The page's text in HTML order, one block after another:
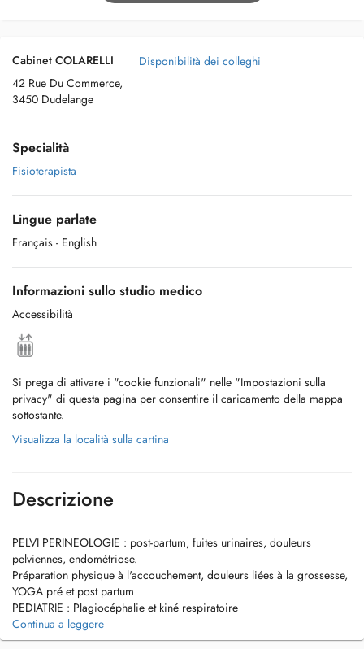
Cabinet COLARELLI
42 Rue Du Commerce,
3450 Dudelange
Disponibilità dei colleghi
Specialità
Fisioterapista
Lingue parlate
Français - English
Informazioni sullo studio medico
Accessibilità
Si prega di attivare i "cookie funzionali" nelle "Impostazioni sulla
privacy" di questa pagina per consentire il caricamento della mappa
sottostante.
Visualizza la località sulla cartina
Descrizione
PELVI PERINEOLOGIE : post-partum, fuites urinaires, douleurs
pelviennes, endométriose.
Préparation physique à l'accouchement, douleurs liées à la grossesse,
YOGA pré et post partum
PEDIATRIE : Plagiocéphalie et kiné respiratoire
CANCER DU SEIN : drainage manuelle.
CICATRICES : césarienne ou post opératoire
Continua a leggere